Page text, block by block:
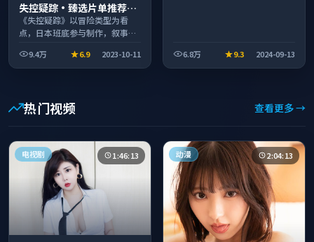
失控疑踪·臻选片单推荐画
质清晰观看流畅
《失控疑踪》以冒险类型为看
点，日本班底参与制作，叙事完
看。9.4万 6.9 2023-10-11 6.8万 9.3 2024-09-13
热门视频 查看更多 →
电视剧 1:46:13 动漫 2:04:13